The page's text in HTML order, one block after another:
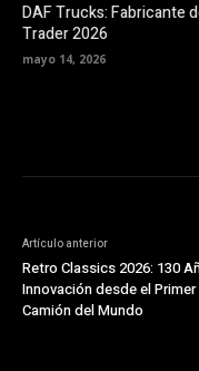
DAF Trucks: Fabricante
Trader 2026
mayo 14, 2026
Artículo anterior
Retro Classics 2026: 130
Innovación desde el Primer
Camión del Mundo